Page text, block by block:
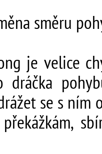
směru
je velice
dráčka
se s ním